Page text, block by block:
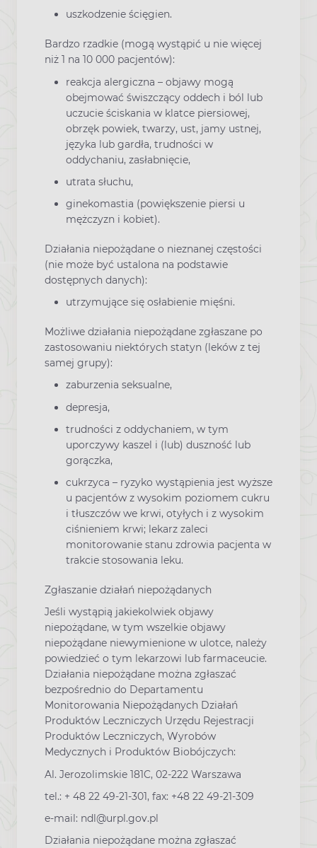
uszkodzenie ścięgien.
Bardzo rzadkie (mogą wystąpić u nie więcej
niż 1 na 10 000 pacjentów):
reakcja alergiczna – objawy mogą
obejmować świszczący oddech i ból lub
uczucie ściskania w klatce piersiowej,
obrzęk powiek, twarzy, ust, jamy ustnej,
języka lub gardła, trudności w
oddychaniu, zasłabnięcie,
utrata słuchu,
ginekomastia (powiększenie piersi u
mężczyzn i kobiet).
Działania niepożądane o nieznanej częstości
(nie może być ustalona na podstawie
dostępnych danych):
utrzymujące się osłabienie mięśni.
Możliwe działania niepożądane zgłaszane po
zastosowaniu niektórych statyn (leków z tej
samej grupy):
zaburzenia seksualne,
depresja,
trudności z oddychaniem, w tym
uporczywy kaszel i (lub) duszność lub
gorączka,
cukrzyca – ryzyko wystąpienia jest wyższe
u pacjentów z wysokim poziomem cukru
i tłuszczów we krwi, otyłych i z wysokim
ciśnieniem krwi; lekarz zaleci
monitorowanie stanu zdrowia pacjenta w
trakcie stosowania leku.
Zgłaszanie działań niepożądanych
Jeśli wystąpią jakiekolwiek objawy
niepożądane, w tym wszelkie objawy
niepożądane niewymienione w ulotce, należy
powiedzieć o tym lekarzowi lub farmaceucie.
Działania niepożądane można zgłaszać
bezpośrednio do Departamentu
Monitorowania Niepożądanych Działań
Produktów Leczniczych Urzędu Rejestracji
Produktów Leczniczych, Wyrobów
Medycznych i Produktów Biobójczych:
Al. Jerozolimskie 181C, 02-222 Warszawa
tel.: + 48 22 49-21-301, fax: +48 22 49-21-309
e-mail: ndl@urpl.gov.pl
Działania niepożądane można zgłaszać